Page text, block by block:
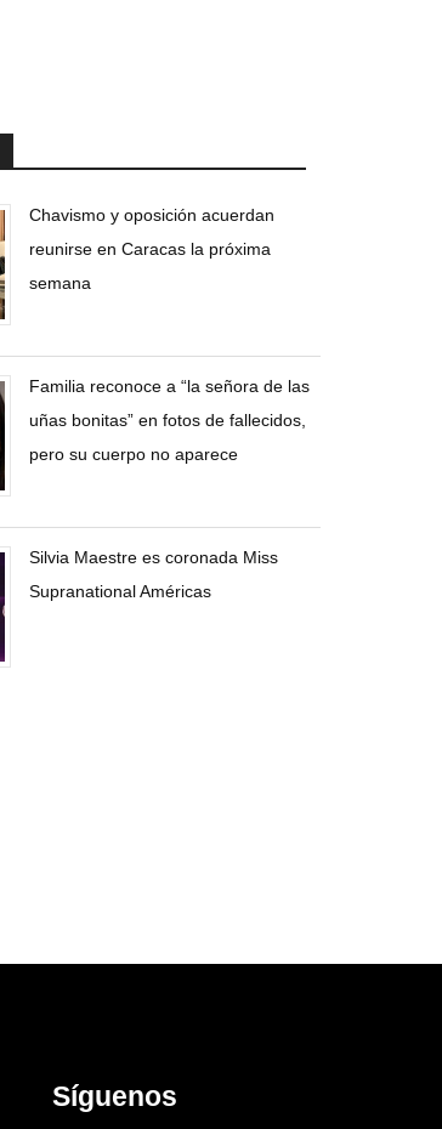
Chavismo y oposición acuerdan
reunirse en Caracas la próxima
semana
Familia reconoce a “la señora de las
uñas bonitas” en fotos de fallecidos,
pero su cuerpo no aparece
Silvia Maestre es coronada Miss
Supranational Américas
Síguenos